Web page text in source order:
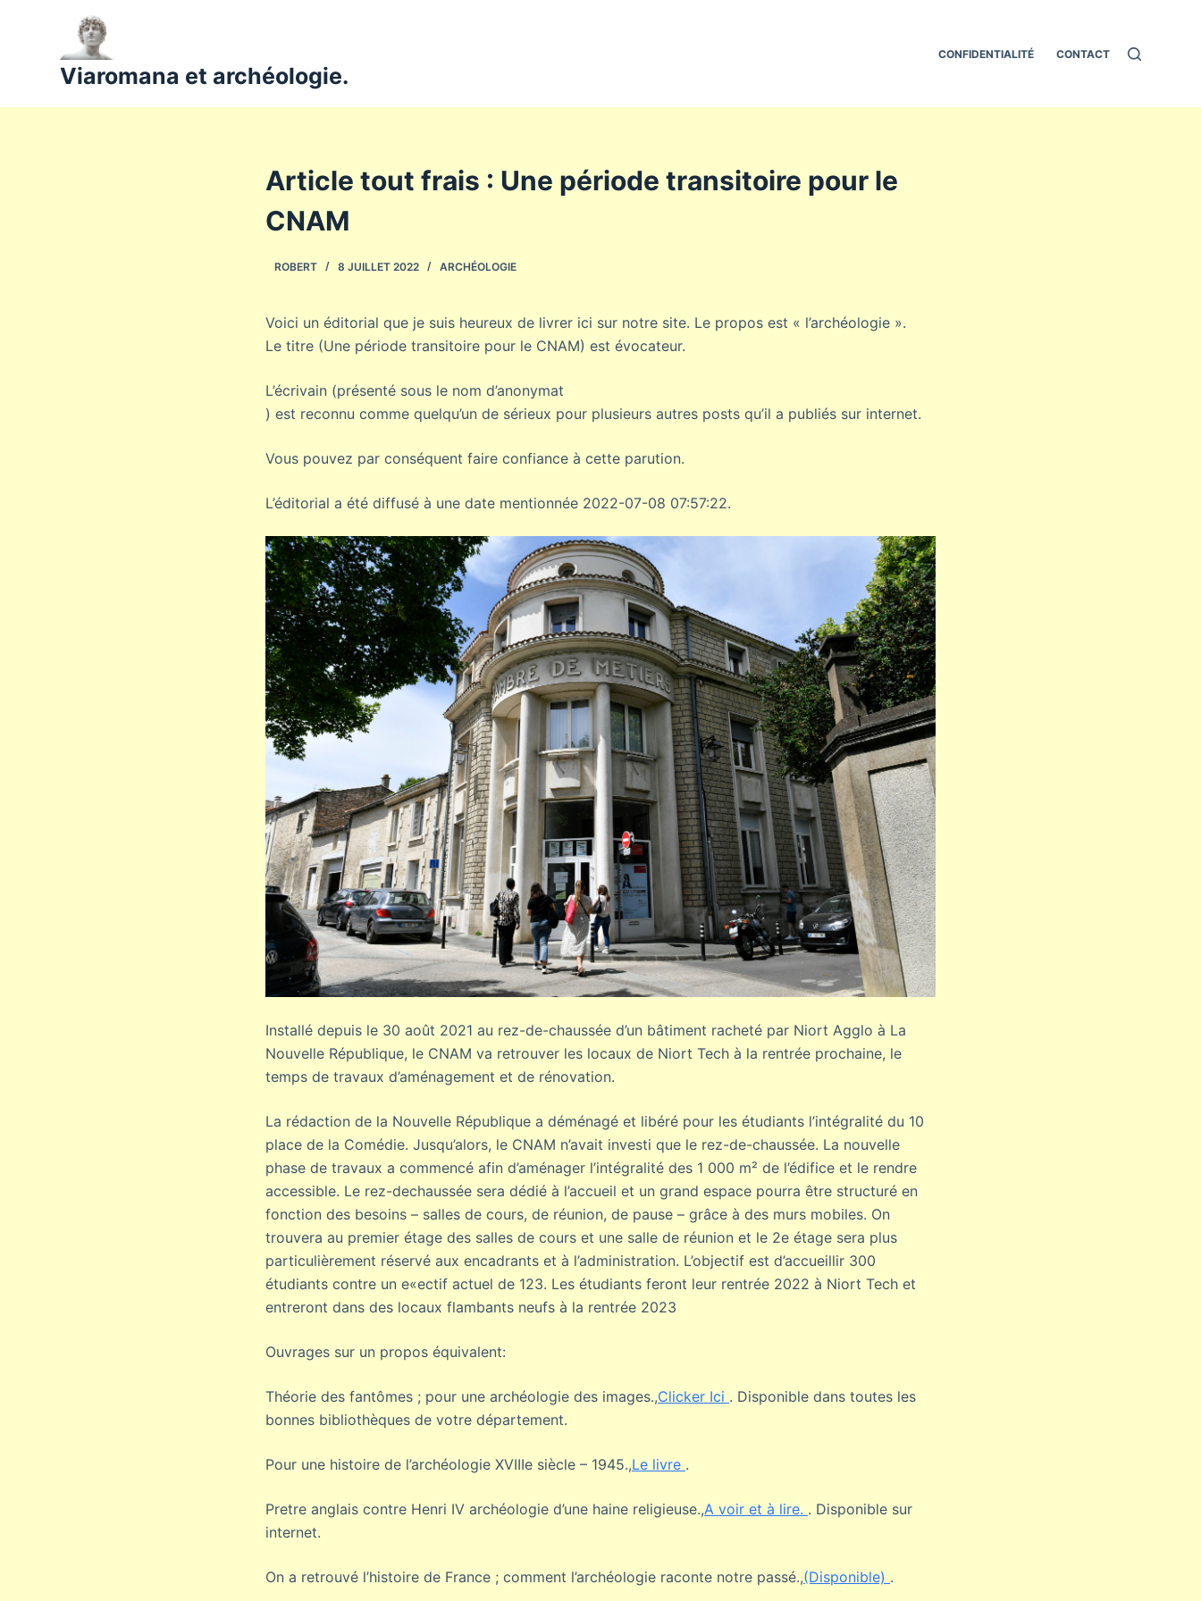
Viaromana et archéologie.
CONFIDENTIALITÉ CONTACT
Article tout frais : Une période transitoire pour le
CNAM
ROBERT 8 JUILLET 2022 ARCHÉOLOGIE
Voici un éditorial que je suis heureux de livrer ici sur notre site. Le propos est « l’archéologie ».
Le titre (Une période transitoire pour le CNAM) est évocateur.
L’écrivain (présenté sous le nom d’anonymat
) est reconnu comme quelqu’un de sérieux pour plusieurs autres posts qu’il a publiés sur internet.
Vous pouvez par conséquent faire confiance à cette parution.
L’éditorial a été diffusé à une date mentionnée 2022-07-08 07:57:22.
Installé depuis le 30 août 2021 au rez-de-chaussée d’un bâtiment racheté par Niort Agglo à La
Nouvelle République, le CNAM va retrouver les locaux de Niort Tech à la rentrée prochaine, le
temps de travaux d’aménagement et de rénovation.
La rédaction de la Nouvelle République a déménagé et libéré pour les étudiants l’intégralité du 10
place de la Comédie. Jusqu’alors, le CNAM n’avait investi que le rez-de-chaussée. La nouvelle
phase de travaux a commencé afin d’aménager l’intégralité des 1 000 m² de l’édifice et le rendre
accessible. Le rez-dechaussée sera dédié à l’accueil et un grand espace pourra être structuré en
fonction des besoins – salles de cours, de réunion, de pause – grâce à des murs mobiles. On
trouvera au premier étage des salles de cours et une salle de réunion et le 2e étage sera plus
particulièrement réservé aux encadrants et à l’administration. L’objectif est d’accueillir 300
étudiants contre un e«ectif actuel de 123. Les étudiants feront leur rentrée 2022 à Niort Tech et
entreront dans des locaux flambants neufs à la rentrée 2023
Ouvrages sur un propos équivalent:
Théorie des fantômes ; pour une archéologie des images.,Clicker Ici . Disponible dans toutes les
bonnes bibliothèques de votre département.
Pour une histoire de l’archéologie XVIIIe siècle – 1945.,Le livre .
Pretre anglais contre Henri IV archéologie d’une haine religieuse.,A voir et à lire. . Disponible sur
internet.
On a retrouvé l’histoire de France ; comment l’archéologie raconte notre passé.,(Disponible) .